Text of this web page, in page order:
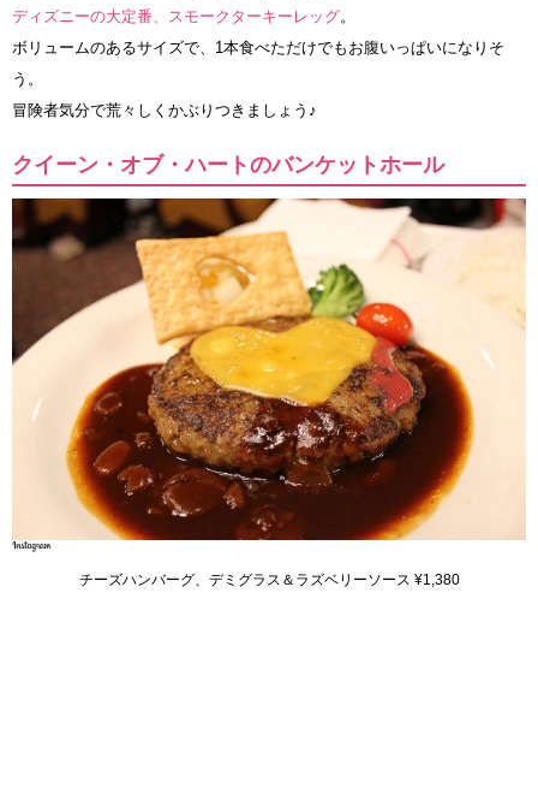
ディズニーの大定番、スモークターキーレッグ。
ボリュームのあるサイズで、1本食べただけでもお腹いっぱいになりそ
う。
冒険者気分で荒々しくかぶりつきましょう♪
クイーン・オブ・ハートのバンケットホール
チーズハンバーグ、デミグラス＆ラズベリーソース ¥1,380